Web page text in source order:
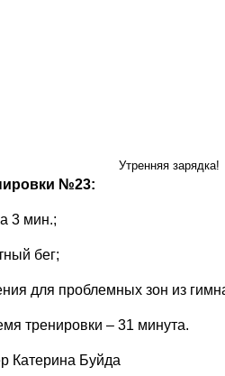
Утренняя зарядка!
№23:
3 мин.;
бег;
для проблемных зон из
тренировки – 31 минута.
Катерина Буйда